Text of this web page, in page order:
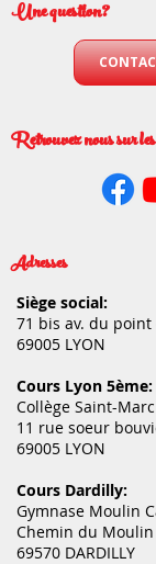
Une question?
Retrouvez nous sur
Adresses
Siège social:
71 bis av. du
69005 LYON
Cours Lyon 5ème:
Collège Saint-Marc
11 rue soeur
69005 LYON
Cours Dardilly:
Gymnase Moulin
Chemin du
69570 DARDILLY